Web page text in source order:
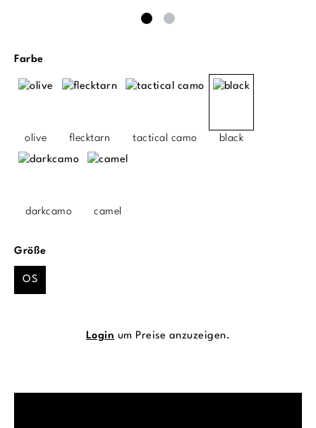
Farbeauswählen
olive flecktarn tactical camo black
darkcamo camel
Größeauswählen
OS
Login um Preise anzuzeigen.